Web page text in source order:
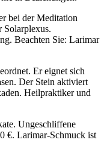
bei der Meditation
Solarplexus.
Beachten Sie: Larimar
Er eignet sich
Der Stein aktiviert
Heilpraktiker und
Ungeschliffene
€. Larimar-Schmuck ist